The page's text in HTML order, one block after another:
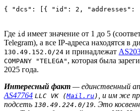
Где id имеет значение от 1 до 5
Telegram), а все IP-адреса находятся в
130.49.152.0/24 и принадлежат
COMPANY "TELEGA" , которая была
2025 года.
Интересный факт — единственный
AS47764 LLC VK (Mail.ru )
, и им же
подсеть 130.49.224.0/19. Это